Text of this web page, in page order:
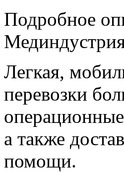
Подробное
Легкая,
перевозки
а также
помощи.